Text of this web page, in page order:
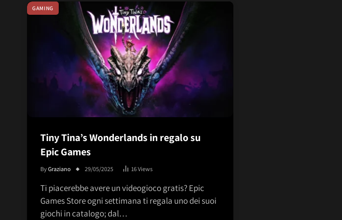
GAMING
Tiny Tina’s Wonderlands in regalo su
Epic Games
ByGraziano 29/05/2025 16Views
Ti piacerebbe avere un videogioco gratis? Epic
Games Store ogni settimana ti regala uno dei suoi
giochi in catalogo; dal…